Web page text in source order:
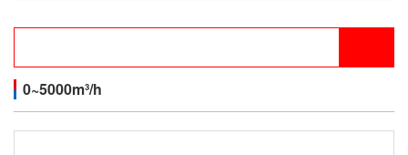
0~5000m³/h